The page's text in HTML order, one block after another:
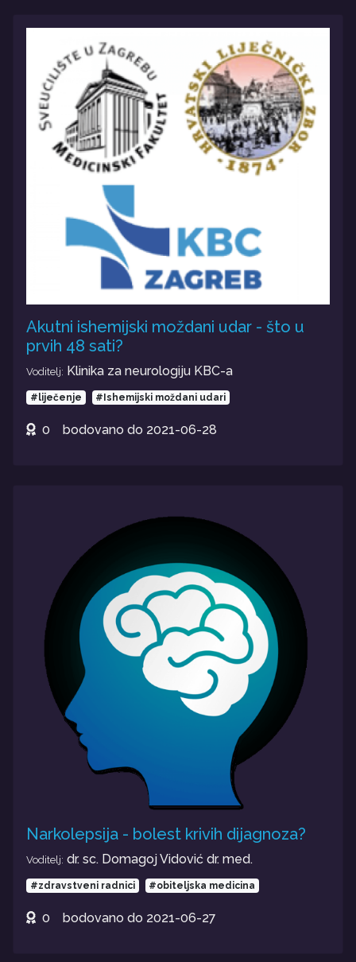
Akutni ishemijski moždani udar - što u
prvih 48 sati?
Voditelj: Klinika za neurologiju KBC-a
#liječenje #Ishemijski moždani udari
0 bodovano do 2021-06-28
Narkolepsija - bolest krivih dijagnoza?
Voditelj: dr. sc. Domagoj Vidović dr. med.
#zdravstveni radnici #obiteljska medicina
0 bodovano do 2021-06-27